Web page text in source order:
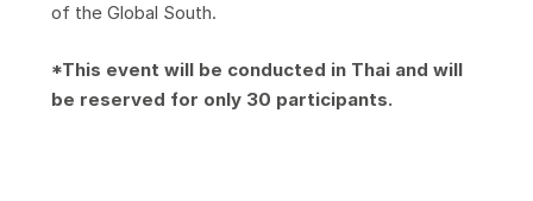
of the Global South.
*This event will be conducted in Thai and will
be reserved for only 30 participants.